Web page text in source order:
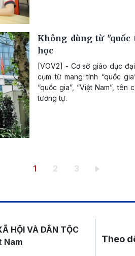
Không dùng từ
học
[VOV2] - Cơ sở giáo dục
cụm từ mang tính “quốc
“quốc gia”, “Việt Nam”,
tương tự.
Trang hiện thời
1 Trang
2 Trang
3
HỘI VÀ DÂN TỘC
Nam
Theo